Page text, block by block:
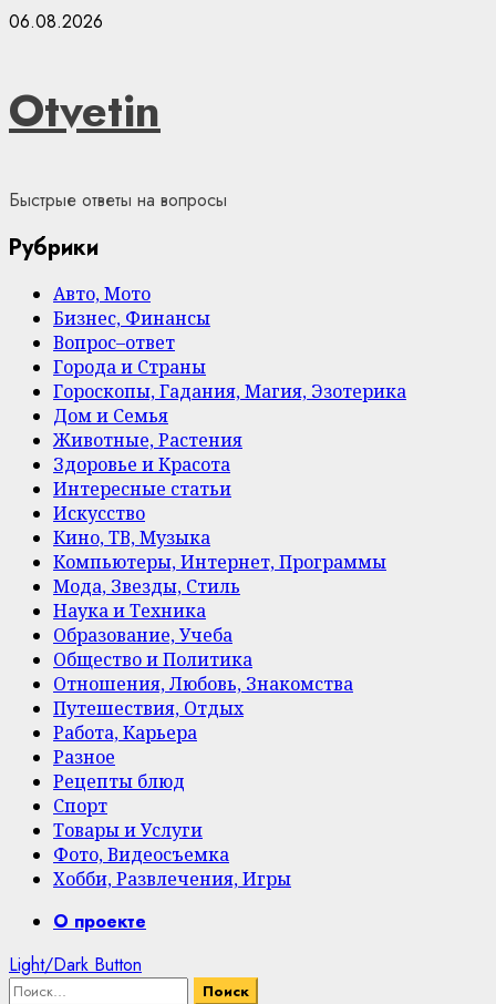
Skip
06.08.2026
Otvetin
Быстрые ответы на вопросы
Рубрики
Авто, Мото
Бизнес, Финансы
Вопрос–ответ
Города и Страны
Гороскопы, Гадания, Магия, Эзотерика
Дом и Семья
Животные, Растения
Здоровье и Красота
Интересные статьи
Искусство
Кино, ТВ, Музыка
Компьютеры, Интернет, Программы
Мода, Звезды, Стиль
Наука и Техника
Образование, Учеба
Общество и Политика
Отношения, Любовь, Знакомства
Путешествия, Отдых
Работа, Карьера
Разное
Рецепты блюд
Спорт
Товары и Услуги
Фото, Видеосъемка
Хобби, Развлечения, Игры
PrimaryО проекте
Light/Dark Button
Найти: